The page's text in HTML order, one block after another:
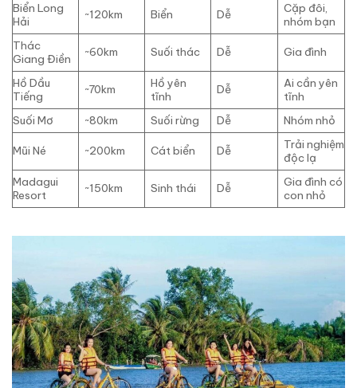
Biển Long
Hải
~120km Biển Dễ
Cặp đôi,
nhóm bạn
Thác
Giang Điền
~60km Suối thác Dễ Gia đình
Hồ Dầu
Tiếng
~70km
Hồ yên
tĩnh
Dễ
Ai cần yên
tĩnh
Suối Mơ
~80km Suối rừng Dễ Nhóm nhỏ
Mũi Né ~200km Cát biển Dễ
Trải nghiệm
độc lạ
Madagui
Resort
~150km Sinh thái Dễ
Gia đình có
con nhỏ